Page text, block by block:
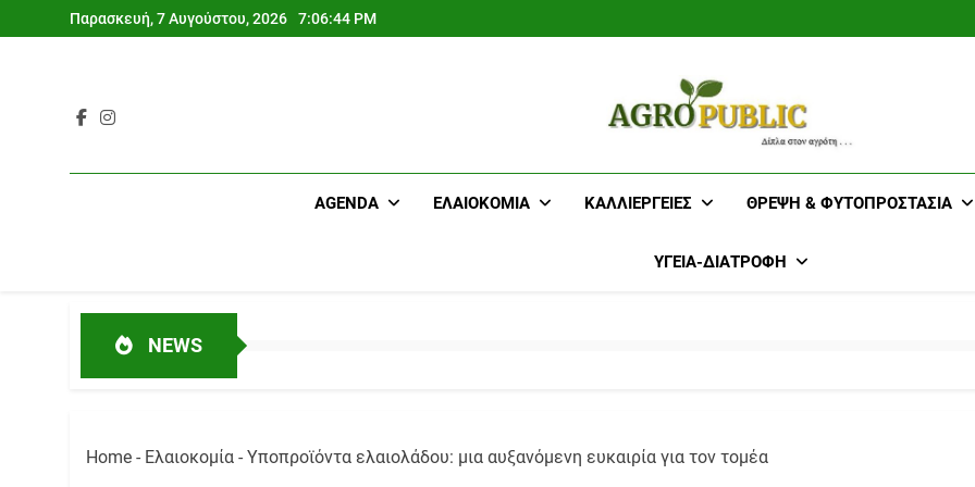
to
Παρασκευή, 7 Αυγούστου, 2026 7:06:45 PM
AgroPublic
AGENDA ΕΛΑΙΟΚΟΜΊΑ ΚΑΛΛΙΈΡΓΕΙΕΣ ΘΡΈΨΗ & ΦΥΤΟΠΡΟΣΤΑΣΊΑ
ΥΓΕΊΑ-ΔΙΑΤΡΟΦΉ
NEWS
Home - Ελαιοκομία - Υποπροϊόντα ελαιολάδου: μια αυξανόμενη ευκαιρία για τον τομέα